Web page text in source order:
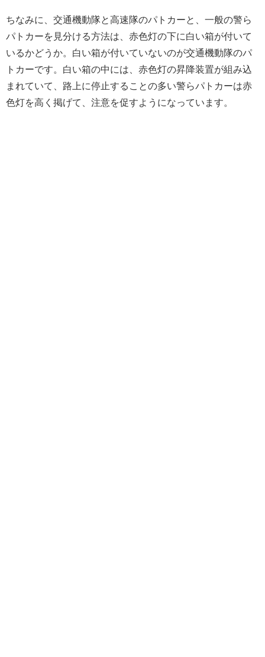
ちなみに、交通機動隊と高速隊のパトカーと、一般の警ら
パトカーを見分ける方法は、赤色灯の下に白い箱が付いて
いるかどうか。白い箱が付いていないのが交通機動隊のパ
トカーです。白い箱の中には、赤色灯の昇降装置が組み込
まれていて、路上に停止することの多い警らパトカーは赤
色灯を高く掲げて、注意を促すようになっています。